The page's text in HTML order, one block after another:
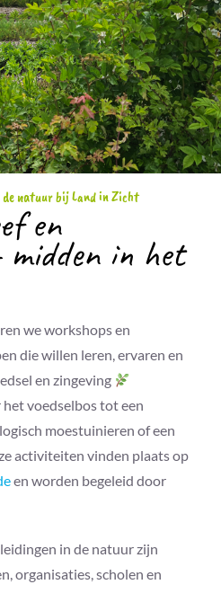
de natuur bij Land in Zicht
en
midden in het
we workshops en
die willen leren, ervaren en
en zingeving
voedselbos tot een
moestuinieren of een
activiteiten vinden plaats op
en worden begeleid door
in de natuur zijn
organisaties, scholen en